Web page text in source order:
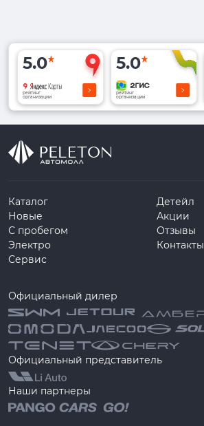
5.0
рейтинг
организации
5.0
рейтинг
организации
Каталог
Новые
С пробегом
Электро
Сервис
Детейл
Акции
Отзывы
Контакты
Официальный дилер
Официальный представитель
Наши партнеры